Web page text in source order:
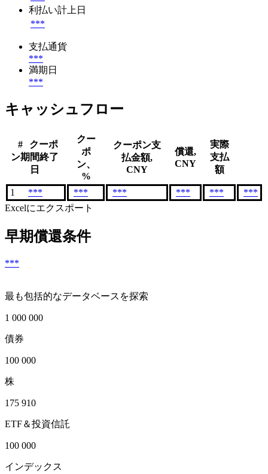
利払い計上日
***
支払通貨
***
満期日
***
キャッシュフロー
#
クーポ
ン期間終了
日
クー
ポ
ン、
%
クーポン支
払金額,
CNY
償還,
CNY
実際
支払
額
1 *** *** *** *** ***
***
Excelにエクスポート
早期償還条件
***
最も包括的なデータベースを探索
1 000 000
債券
100 000
株
175 910
ETF＆投資信託
100 000
インデックス